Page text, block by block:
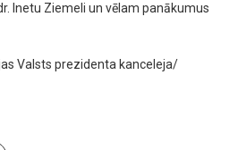
Inetu Ziemeli un vēlam panākumus
Valsts prezidenta kanceleja/